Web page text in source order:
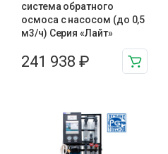
система обратного
осмоса с насосом (до 0,5
м3/ч) Серия «Лайт»
241 938 ₽